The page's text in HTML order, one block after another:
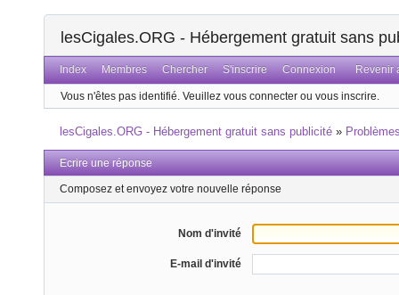
lesCigales.ORG - Hébergement gratuit sans
Index Membres Chercher S'inscrire Connexion Revenir
Vous n'êtes pas identifié. Veuillez vous connecter ou vous inscrire.
lesCigales.ORG - Hébergement gratuit sans publicité »
Ecrire une réponse
Composez et envoyez votre nouvelle réponse
Nom d'invité
E-mail d'invité